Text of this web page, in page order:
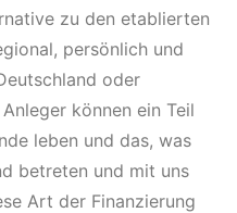
zu den etablierten
persönlich und
oder
können ein Teil
leben und das, was
betreten und mit uns
Art der Finanzierung